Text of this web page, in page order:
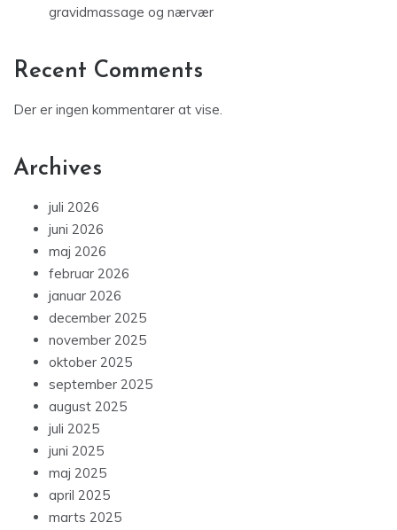
gravidmassage og nærvær
Recent Comments
Der er ingen kommentarer at vise.
Archives
juli 2026
juni 2026
maj 2026
februar 2026
januar 2026
december 2025
november 2025
oktober 2025
september 2025
august 2025
juli 2025
juni 2025
maj 2025
april 2025
marts 2025